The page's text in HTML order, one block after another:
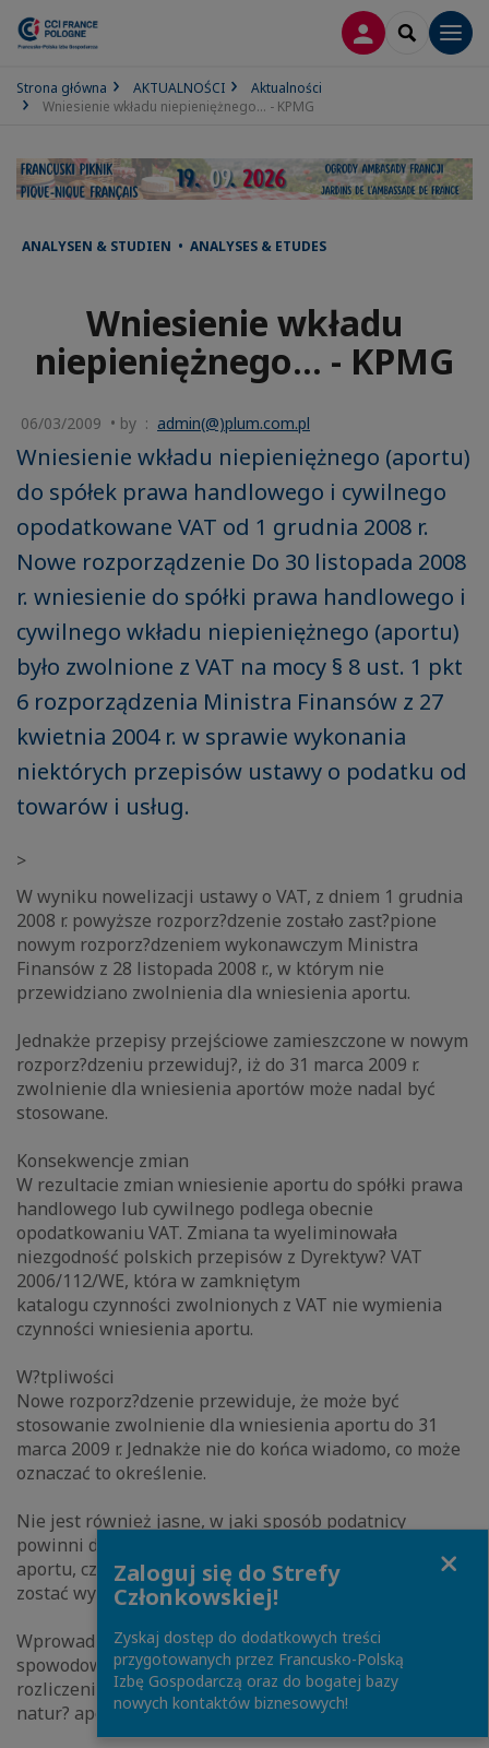
LOGOWANIE
SEARCH
Strona główna AKTUALNOŚCI
Aktualności
Wniesienie wkładu niepieniężnego... - KPMG
ANALYSEN & STUDIEN • ANALYSES & ETUDES
Wniesienie wkładu
niepieniężnego... - KPMG
06/03/2009 • by : admin(@)plum.com.pl
Wniesienie wkładu niepieniężnego (aportu)
do spółek prawa handlowego i cywilnego
opodatkowane VAT od 1 grudnia 2008 r.
Nowe rozporządzenie Do 30 listopada 2008
r. wniesienie do spółki prawa handlowego i
cywilnego wkładu niepieniężnego (aportu)
było zwolnione z VAT na mocy § 8 ust. 1 pkt
6 rozporządzenia Ministra Finansów z 27
kwietnia 2004 r. w sprawie wykonania
niektórych przepisów ustawy o podatku od
towarów i usług.
>
W wyniku nowelizacji ustawy o VAT, z dniem 1 grudnia
2008 r. powyższe rozporz?dzenie zostało zast?pione
nowym rozporz?dzeniem wykonawczym Ministra
Finansów z 28 listopada 2008 r., w którym nie
przewidziano zwolnienia dla wniesienia aportu.
Jednakże przepisy przejściowe zamieszczone w nowym
rozporz?dzeniu przewiduj?, iż do 31 marca 2009 r.
zwolnienie dla wniesienia aportów może nadal być
stosowane.
Konsekwencje zmian
W rezultacie zmian wniesienie aportu do spółki prawa
handlowego lub cywilnego podlega obecnie
opodatkowaniu VAT. Zmiana ta wyeliminowała
niezgodność polskich przepisów z Dyrektyw? VAT
2006/112/WE, która w zamkniętym
katalogu czynności zwolnionych z VAT nie wymienia
czynności wniesienia aportu.
W?tpliwości
Nowe rozporz?dzenie przewiduje, że może być
stosowanie zwolnienie dla wniesienia aportu do 31
marca 2009 r. Jednakże nie do końca wiadomo, co może
oznaczać to określenie.
Nie jest również jasne, w jaki sposób podatnicy
powinni dokumentować wniesienie opodatkowanego
aportu, czyli jak powinna w przypadku takiej czynności
zostać wystawiona faktura VAT.
Wprowadzenie opodatkowania aportu może
spowodować zaistnienie praktycznych trudności w
rozliczeniu podatku VAT, w zwi?zku z niepieniężn?
natur? aportu.
Zaloguj się do Strefy
Członkowskiej!
Zyskaj dostęp do dodatkowych treści
przygotowanych przez Francusko-Polską
Izbę Gospodarczą oraz do bogatej bazy
nowych kontaktów biznesowych!